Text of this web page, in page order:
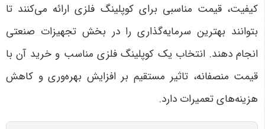
کیفیت، قیمت مناسبی برای کوپلینگ فلزی ارائه می‌کنند تا
بتوانند بهترین سرمایه‌گذاری را در بخش تجهیزات صنعتی
انجام دهند. انتخاب یک کوپلینگ فلزی مناسب و خرید آن با
قیمت منصفانه، تاثیر مستقیم بر افزایش بهره‌وری و کاهش
هزینه‌های تعمیرات دارد.